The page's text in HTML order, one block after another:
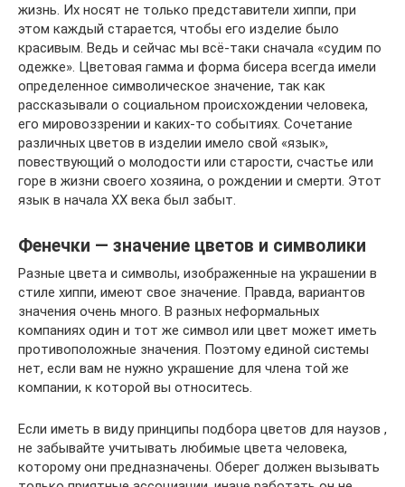
жизнь. Их носят не только представители хиппи, при
этом каждый старается, чтобы его изделие было
красивым. Ведь и сейчас мы всё-таки сначала «судим по
одежке». Цветовая гамма и форма бисера всегда имели
определенное символическое значение, так как
рассказывали о социальном происхождении человека,
его мировоззрении и каких-то событиях. Сочетание
различных цветов в изделии имело свой «язык»,
повествующий о молодости или старости, счастье или
горе в жизни своего хозяина, о рождении и смерти. Этот
язык в начала XX века был забыт.
Фенечки — значение цветов и символики
Разные цвета и символы, изображенные на украшении в
стиле хиппи, имеют свое значение. Правда, вариантов
значения очень много. В разных неформальных
компаниях один и тот же символ или цвет может иметь
противоположные значения. Поэтому единой системы
нет, если вам не нужно украшение для члена той же
компании, к которой вы относитесь.
Если иметь в виду принципы подбора цветов для наузов ,
не забывайте учитывать любимые цвета человека,
которому они предназначены. Оберег должен вызывать